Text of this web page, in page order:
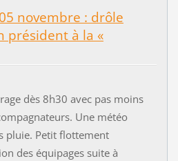
novembre : drôle
président à la «
dès 8h30 avec pas moins
Une météo
pluie. Petit flottement
des équipages suite à